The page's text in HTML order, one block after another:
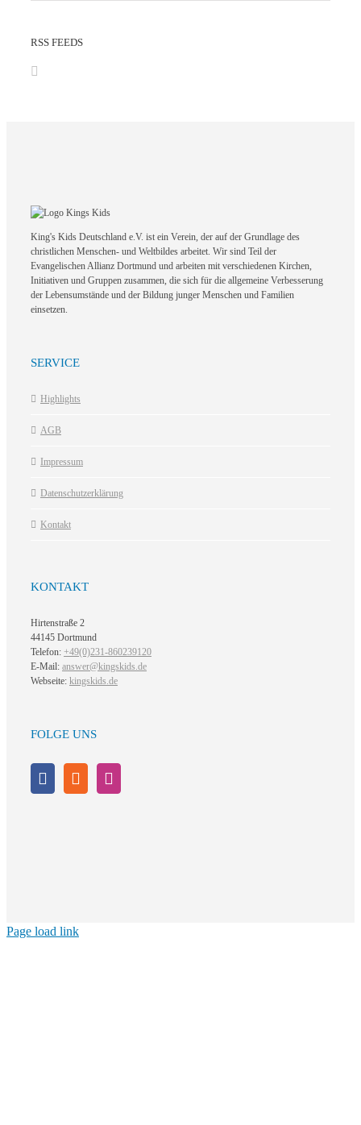
RSS FEEDS
King's Kids Deutschland e.V. ist ein Verein, der auf der Grundlage des
christlichen Menschen- und Weltbildes arbeitet. Wir sind Teil der
Evangelischen Allianz Dortmund und arbeiten mit verschiedenen Kirchen,
Initiativen und Gruppen zusammen, die sich für die allgemeine Verbesserung
der Lebensumstände und der Bildung junger Menschen und Familien
einsetzen.
SERVICE
Highlights
AGB
Impressum
Datenschutzerklärung
Kontakt
KONTAKT
Hirtenstraße 2
44145 Dortmund
Telefon: +49(0)231-860239120
E-Mail: answer@kingskids.de
Webseite: kingskids.de
FOLGE UNS
Page load link